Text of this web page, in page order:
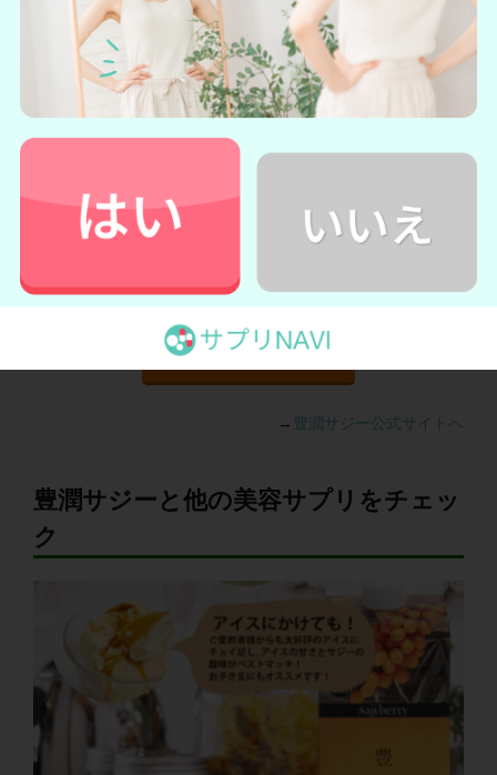
豊潤サジーは通常価格だと4,060円（税込）とちょっぴり高め
の高級品ですが、
下現在Web現在で募集されているお試しモ
ニターに参加すると、10日分をたった500円（税込）で試す
ことができます。 さらに2回目以降も25％割引の3,040円で購
入できるためオトクです。
早めにチェックしてみてください。
お試しモニターの
詳細を見てみる
→ 豊潤サジー公式サイトへ
豊潤サジーと他の美容サプリをチェッ
ク